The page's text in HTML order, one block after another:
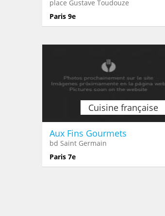
place Gustave Toudouze
Paris 9e
Cuisine française
Aux Fins Gourmets
bd Saint Germain
Paris 7e